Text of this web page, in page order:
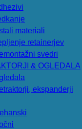
materiali
retainerjev
svedri
& OGLEDALA
ekspanderji